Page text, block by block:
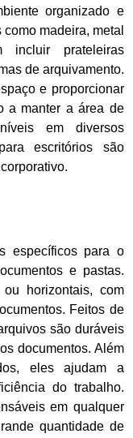
organizado e
madeira, metal
incluir prateleiras
de arquivamento.
e proporcionar
a manter a área de
em diversos
escritórios são
específicos para o
e pastas.
horizontais, com
Feitos de
são duráveis
documentos. Além
eles ajudam a
do trabalho.
em qualquer
quantidade de